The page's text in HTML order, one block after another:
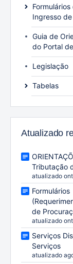
Ingresso
Guia de
do Portal
Legislação
Tabelas
Atualizado
Tributação
atualizado
Formulários
de
atualizado
Serviços
Serviços
atualizado